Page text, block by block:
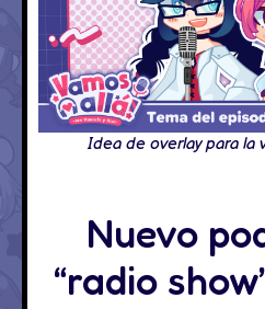
Idea de overlay para la
Nuevo
“radio